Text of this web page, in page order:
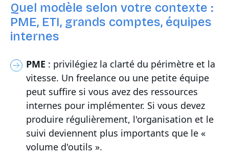
Quel modèle selon votre contexte :
PME, ETI, grands comptes, équipes
internes
PME : privilégiez la clarté du périmètre et la
vitesse. Un freelance ou une petite équipe
peut suffire si vous avez des ressources
internes pour implémenter. Si vous devez
produire régulièrement, l'organisation et le
suivi deviennent plus importants que le «
volume d'outils ».